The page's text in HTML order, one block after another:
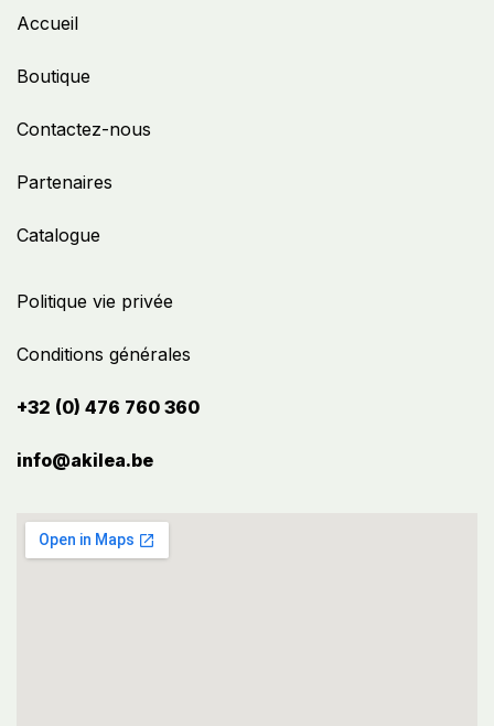
Politique vie privée
Conditions générales
+32 (0) 476 760 360
info@akilea.be​
Accueil
Boutique
Contactez-nous
Partenaires
Catalogue